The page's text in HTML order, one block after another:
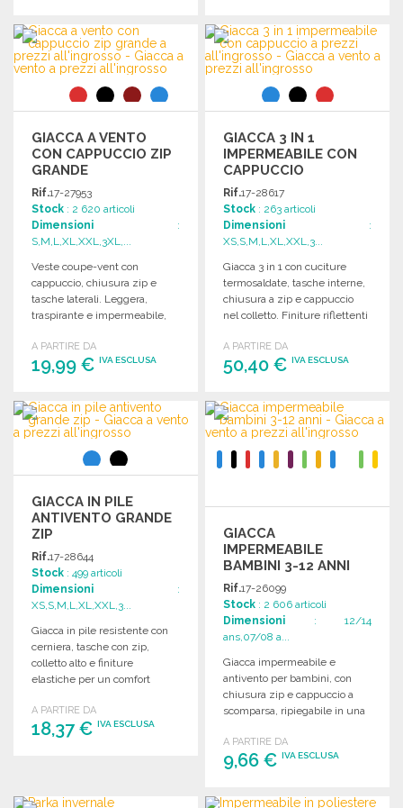
ORDINARE
Richiedi un preventivo
ORDINARE
Richiedi un preventivo
GIACCA A VENTO
CON CAPPUCCIO ZIP
GRANDE
Rif.17-27953
Stock : 2 620 articoli
Dimensioni :
S,M,L,XL,XXL,3XL,...
Veste coupe-vent con
cappuccio, chiusura zip e
tasche laterali. Leggera,
traspirante e impermeabile,
A PARTIRE DA
19,99 € IVA ESCLUSA
ORDINARE
Richiedi un preventivo
GIACCA 3 IN 1
IMPERMEABILE CON
CAPPUCCIO
Rif.17-28617
Stock : 263 articoli
Dimensioni :
XS,S,M,L,XL,XXL,3...
Giacca 3 in 1 con cuciture
termosaldate, tasche interne,
chiusura a zip e cappuccio
nel colletto. Finiture riflettenti
A PARTIRE DA
50,40 €IVA ESCLUSA
ORDINARE
Richiedi un preventivo
GIACCA IN PILE
ANTIVENTO GRANDE
ZIP
Rif.17-28644
Stock : 499 articoli
Dimensioni :
XS,S,M,L,XL,XXL,3...
Giacca in pile resistente con
cerniera, tasche con zip,
colletto alto e finiture
elastiche per un comfort
A PARTIRE DA
18,37 € IVA ESCLUSA
Richiedi un preventivo
GIACCA
IMPERMEABILE
BAMBINI 3-12 ANNI
Rif.17-26099
Stock : 2 606 articoli
Dimensioni : 12/14
ans,07/08 a...
Giacca impermeabile e
antivento per bambini, con
chiusura zip e cappuccio a
scomparsa, ripiegabile in una
A PARTIRE DA
9,66 €IVA ESCLUSA
ORDINARE